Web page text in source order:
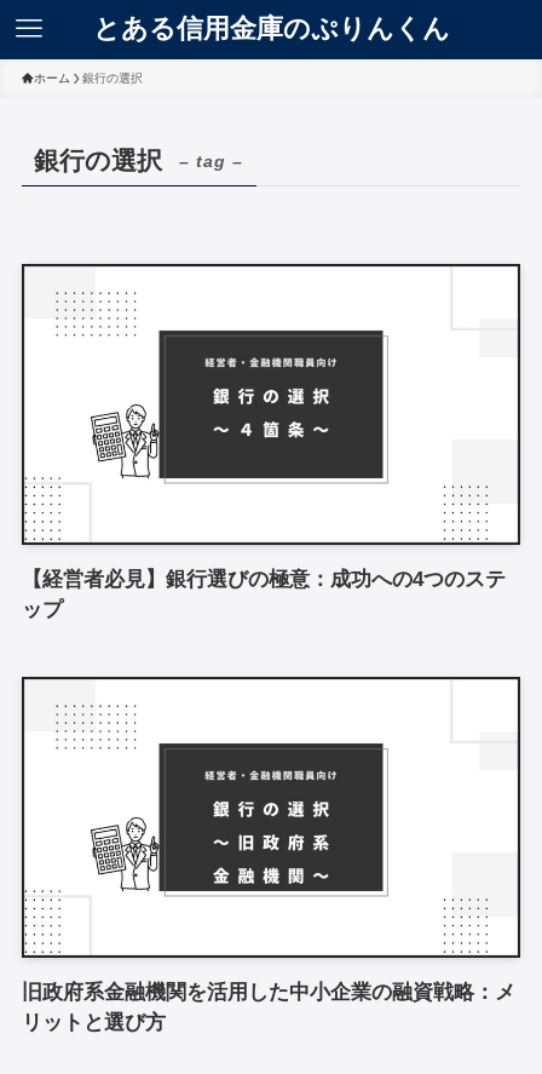
とある信用金庫のぷりんくん
ホーム 銀行の選択
銀行の選択 – tag –
【経営者必見】銀行選びの極意：成功への4つのステ
ップ
旧政府系金融機関を活用した中小企業の融資戦略：メ
リットと選び方